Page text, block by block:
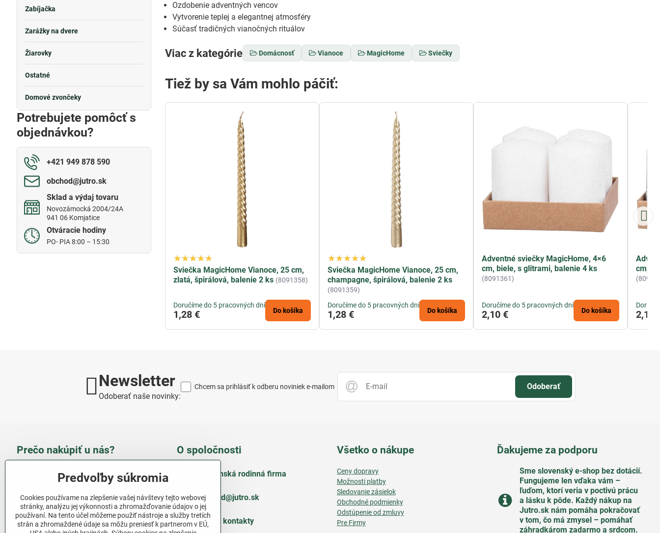
Ozdobenie adventných vencov
Vytvorenie teplej a elegantnej atmosféry
Súčasť tradičných vianočných rituálov
Viac z kategórie Domácnosť Vianoce MagicHome Sviečky
Tiež by sa Vám mohlo páčiť:
Sviečka MagicHome Vianoce, 25 cm,
zlatá, špirálová, balenie 2 ks (8091358)
Doručíme do 5 pracovných dní
1,28 € Do košíka
Sviečka MagicHome Vianoce, 25 cm,
champagne, špirálová, balenie 2 ks
(8091359)
Doručíme do 5 pracovných dní
1,28 € Do košíka
Adventné sviečky MagicHome, 4×6
cm, biele, s glitrami, balenie 4 ks
(8091361)
Doručíme do 5 pracovných dní
2,10 € Do košíka
cm,
2,10
Zabíjačka
Zarážky na dvere
Žiarovky
Ostatné
Domové zvončeky
Potrebujete pomôcť s
objednávkou?
+421 949 878 590
obchod​@jutro​.sk
Sklad a výdaj tovaru
Novozámocká 2004/24A
941 06 Komjatice
Otváracie hodiny
PO- PIA 8:00 – 15:30
Newsletter
Odoberať naše novinky:
Odoberať
Chcem sa prihlásiť k odberu noviniek e-mailom
Prečo nakúpiť u nás?
Takmer 100 % spokojných
zákazníkov
Nízka cena produktov - ušetríte
Rýchla komunikácia - mail
O spoločnosti
Slovenská rodinná firma
obchod​@jutro​.sk
Ďalšie kontakty
Všetko o nákupe
Ceny dopravy
Možnosti platby
Sledovanie zásielok
Obchodné podmienky
Odstúpenie od zmluvy
Pre Firmy
Ďakujeme za podporu
Sme slovenský e-shop bez dotácií​.
Fungujeme len vďaka vám –
ľuďom, ktorí veria v poctivú prácu
a lásku k pôde​. Každý nákup na
Jutro​.sk nám pomáha pokračovať
v tom, čo má zmysel – pomáhať
záhradkárom zadarmo a srdcom​.
Predvoľby súkromia
Cookies používame na zlepšenie vašej návštevy tejto webovej
stránky, analýzu jej výkonnosti a zhromažďovanie údajov o jej
používaní. Na tento účel môžeme použiť nástroje a služby tretích
strán a zhromaždené údaje sa môžu preniesť k partnerom v EÚ,